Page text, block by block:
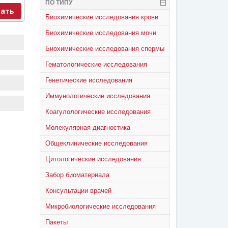
ПО ТИПУ
Биохимические исследования крови
Биохимические исследования мочи
Биохимические исследования спермы
Гематологические исследования
Генетические исследования
Иммунологические исследования
Коагулологические исследования
Молекулярная диагностика
Общеклинические исследования
Цитологические исследования
Забор биоматериала
Консультации врачей
Микробиологические исследования
Пакеты